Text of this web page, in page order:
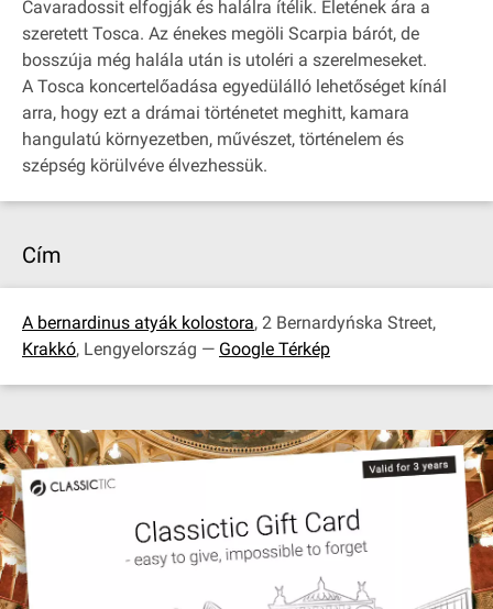
Cavaradossit elfogják és halálra ítélik. Életének ára a
szeretett Tosca. Az énekes megöli Scarpia bárót, de
bosszúja még halála után is utoléri a szerelmeseket.
A Tosca koncertelőadása egyedülálló lehetőséget kínál
arra, hogy ezt a drámai történetet meghitt, kamara
hangulatú környezetben, művészet, történelem és
szépség körülvéve élvezhessük.
Cím
A bernardinus atyák kolostora, 2 Bernardyńska Street,
Krakkó, Lengyelország — Google Térkép